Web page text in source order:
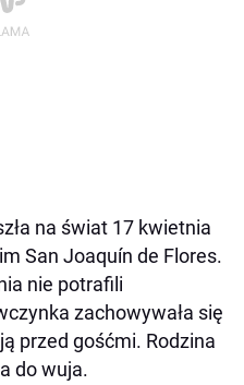
na świat 17 kwietnia
San Joaquín de Flores.
nie potrafili
zachowywała się
przed gośćmi. Rodzina
do wuja.